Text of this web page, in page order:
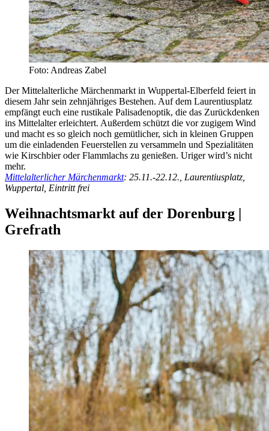
Foto: Andreas Zabel
Der Mittelalterliche Märchenmarkt in Wuppertal-Elberfeld feiert in
diesem Jahr sein zehnjähriges Bestehen. Auf dem Laurentiusplatz
empfängt euch eine rustikale Palisadenoptik, die das Zurückdenken
ins Mittelalter erleichtert. Außerdem schützt die vor zugigem Wind
und macht es so gleich noch gemütlicher, sich in kleinen Gruppen
um die einladenden Feuerstellen zu versammeln und Spezialitäten
wie Kirschbier oder Flammlachs zu genießen. Uriger wird’s nicht
mehr.
Mittelalterlicher Märchenmarkt: 25.11.-22.12., Laurentiusplatz,
Wuppertal, Eintritt frei
Weihnachtsmarkt auf der Dorenburg |
Grefrath